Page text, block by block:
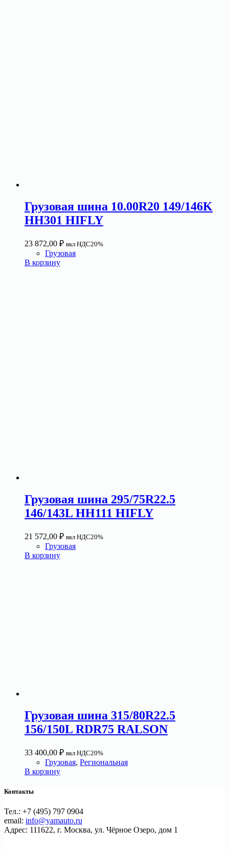
Грузовая шина 10.00R20 149/146K
HH301 HIFLY
23 872,00 ₽ вкл НДС20%
Грузовая
В корзину
Грузовая шина 295/75R22.5
146/143L HH111 HIFLY
21 572,00 ₽ вкл НДС20%
Грузовая
В корзину
Грузовая шина 315/80R22.5
156/150L RDR75 RALSON
33 400,00 ₽ вкл НДС20%
Грузовая, Региональная
В корзину
Контакты
Тел.: +7 (495) 797 0904
email: info@yamauto.ru
Адрес: 111622, г. Москва, ул. Чёрное Озеро, дом 1